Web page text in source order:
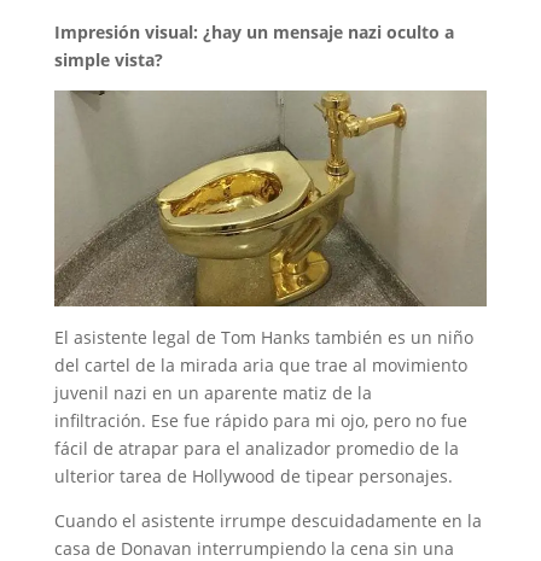
Impresión visual: ¿hay un mensaje nazi oculto a
simple vista?
El asistente legal de Tom Hanks también es un niño
del cartel de la mirada aria que trae al movimiento
juvenil nazi en un aparente matiz de la
infiltración. Ese fue rápido para mi ojo, pero no fue
fácil de atrapar para el analizador promedio de la
ulterior tarea de Hollywood de tipear personajes.
Cuando el asistente irrumpe descuidadamente en la
casa de Donavan interrumpiendo la cena sin una